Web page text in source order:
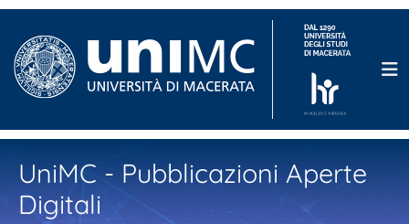
UniMC - Pubblicazioni Aperte
Digitali